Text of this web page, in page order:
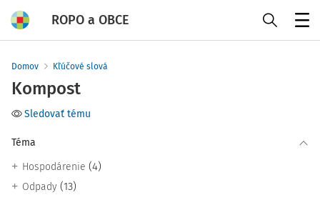
ROPO a OBCE
Domov Kľúčové slová
Kompost
Sledovať tému
Téma
Hospodárenie (4)
Odpady (13)